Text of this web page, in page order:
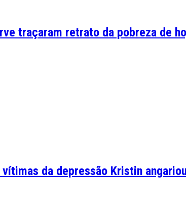
traçaram retrato da pobreza de
da depressão Kristin